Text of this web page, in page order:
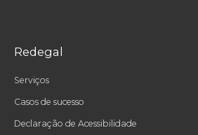
Redegal
Serviços
Casos de sucesso
Declaração de Acessibilidade